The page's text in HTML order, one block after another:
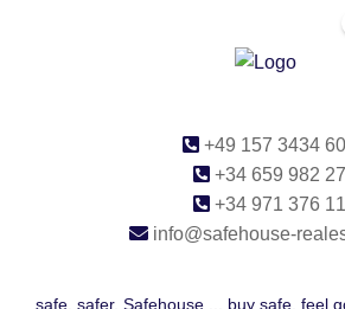
+49 157 3434
+34 659 982
+34 971 376
info@safehouse-
safe, safer, Safehouse ... buy safe, feel